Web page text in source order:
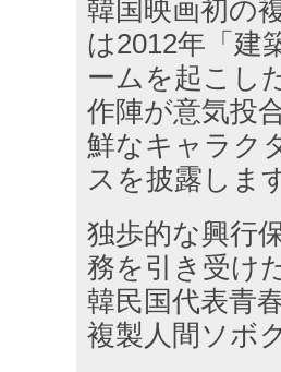
韓国映画初の
は2012年「建
ームを起こし
作陣が意気投
鮮なキャラク
スを披露しま
独歩的な興行
務を引き受け
韓民国代表青
複製人間ソボ